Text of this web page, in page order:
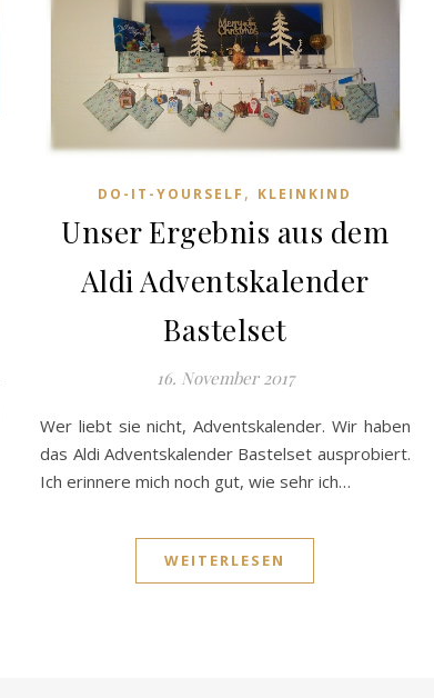
DO-IT-YOURSELF , KLEINKIND
Unser Ergebnis aus dem
Aldi Adventskalender
Bastelset
16. November 2017
Wer liebt sie nicht, Adventskalender. Wir haben
das Aldi Adventskalender Bastelset ausprobiert.
Ich erinnere mich noch gut, wie sehr ich…
WEITERLESEN